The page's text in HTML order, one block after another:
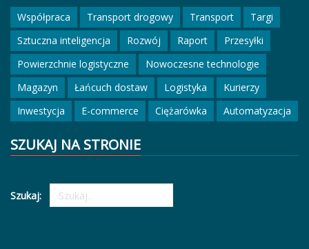
Współpraca Transport drogowy Transport
Targi
Sztuczna inteligencja
Rozwój Raport
Przesyłki
Powierzchnie logistyczne
Nowoczesne technologie
Magazyn
Łańcuch dostaw Logistyka
Kurierzy
Inwestycja
E-commerce Ciężarówka Automatyzacja
SZUKAJ NA STRONIE
Szukaj: